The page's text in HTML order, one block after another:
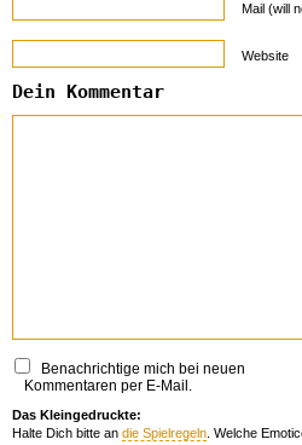
Mail (will
Website
Dein Kommentar
Benachrichtige mich bei neuen
Kommentaren per E-Mail.
Das Kleingedruckte:
Halte Dich bitte an die Spielregeln . Welche